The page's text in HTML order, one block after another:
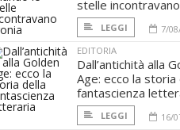
stelle incontravano
LEGGI
7/
EDITORIA
Dall’antichità alla
Age: ecco la storia
fantascienza
LEGGI
16/